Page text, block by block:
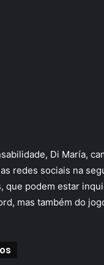
Di María,
redes sociais na
que podem estar
mas também do